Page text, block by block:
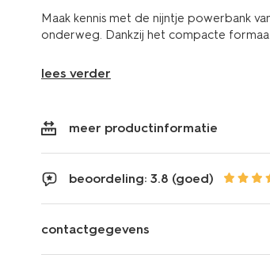
Maak kennis met de nijntje powerbank
onderweg. Dankzij het compacte
lees verder
meer productinformatie
beoordeling: 3.8 (goed)
contactgegevens